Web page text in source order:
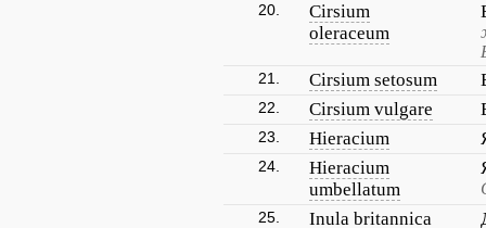
20.
Cirsium
oleraceum
21. Cirsium setosum
22. Cirsium vulgare
23. Hieracium
24.
Hieracium
umbellatum
25. Inula britannica